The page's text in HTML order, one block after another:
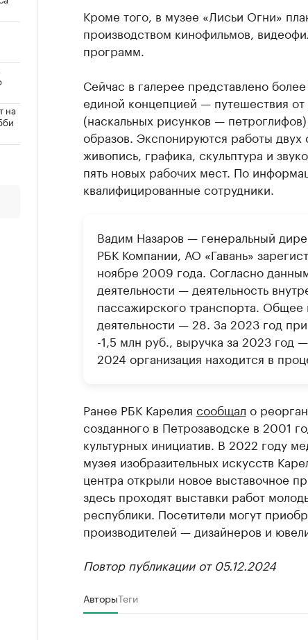
на
Кроме того, в музее «Лисьи Огни»
производством кинофильмов,
программ.
Сейчас в галерее представлено
единой концепцией — путешествия
(наскальных рисунков —
образов. Экспонируются работы
живопись, графика, скульптура и
пять новых рабочих мест. По
квалифицированные сотрудники.
Вадим Назаров — генеральный
РБК Компании, АО «Гавань»
ноябре 2009 года. Согласно
деятельности — деятельность
пассажирского транспорта. Общее
деятельности — 28. За 2023 год
-1,5 млн руб., выручка за 2023 год
2024 организация находится в
Ранее РБК Карелия сообщал о
созданного в Петрозаводске в 2001
культурных инициатив. В 2022 году
музея изобразительных искусств
центра открыли новое выставочное
здесь проходят выставки работ
республики. Посетители могут
производителей — дизайнеров и
Повтор публикации от 05.12.2024
АвторыТеги